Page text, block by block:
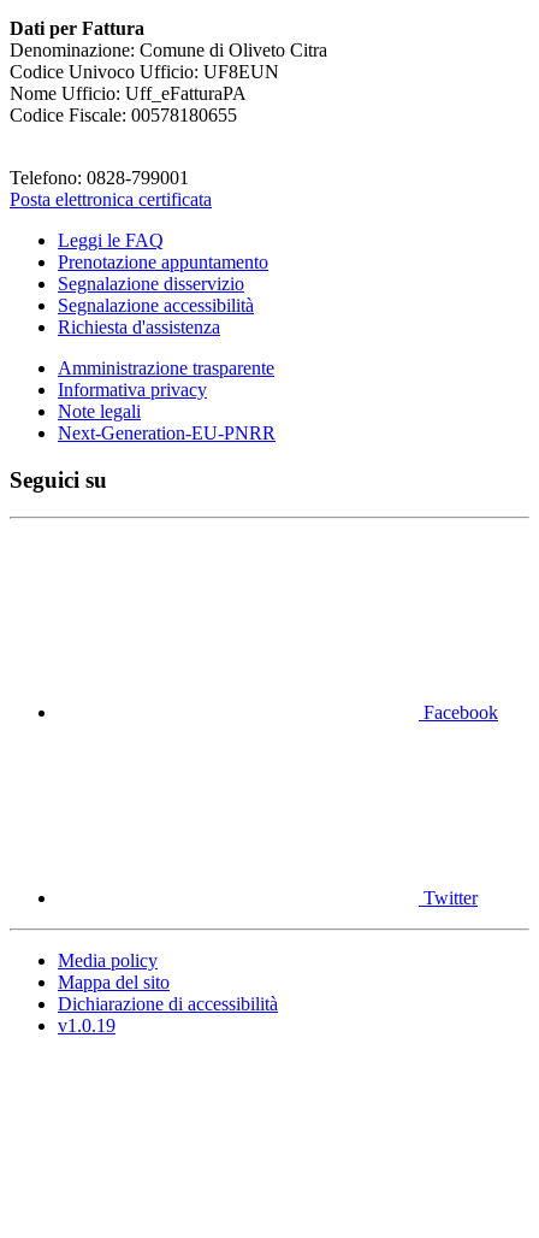
Dati per Fattura
Denominazione: Comune di Oliveto Citra
Codice Univoco Ufficio: UF8EUN
Nome Ufficio: Uff_eFatturaPA
Codice Fiscale: 00578180655
Telefono: 0828-799001
Posta elettronica certificata
Leggi le FAQ
Prenotazione appuntamento
Segnalazione disservizio
Segnalazione accessibilità
Richiesta d'assistenza
Amministrazione trasparente
Informativa privacy
Note legali
Next-Generation-EU-PNRR
Seguici su
Facebook
Twitter
Media policy
Mappa del sito
Dichiarazione di accessibilità
v1.0.19